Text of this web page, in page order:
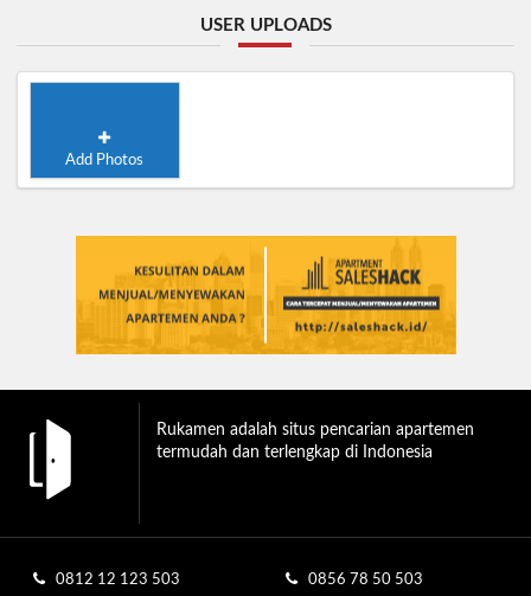
USER UPLOADS
Add Photos
Rukamen adalah situs pencarian apartemen
termudah dan terlengkap di Indonesia
0812 12 123 503 0856 78 50 503